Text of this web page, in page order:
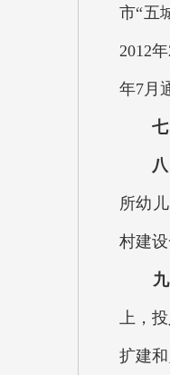
市“五
2012
年7月
所幼
村建
上，
扩建